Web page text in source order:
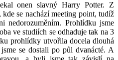
onen slavný Harry Potter. Z
se nachází meeting point, tudíž
nedorozuměním. Prohlídku jsme
ve studiích se odhaduje tak na 3
prohlídky utvořila docela dlouhá
se dostali po půl dvanácté. A